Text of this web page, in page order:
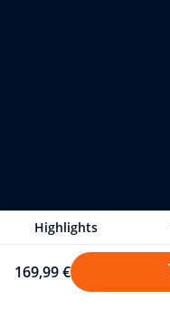
Highlights
169,99 €